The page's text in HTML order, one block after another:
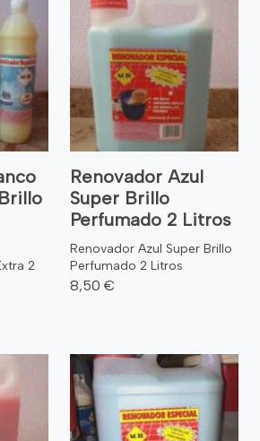
2
Renovador Azul
Super Brillo
Perfumado 2 Litros
Renovador Azul Super Brillo
Perfumado 2 Litros
8,50 €